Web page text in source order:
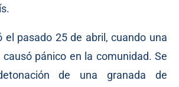
el pasado 25 de abril, cuando una
pánico en la comunidad. Se
de una granada de